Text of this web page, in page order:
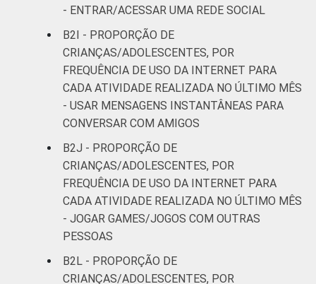
- ENTRAR/ACESSAR UMA REDE SOCIAL
B2I - PROPORÇÃO DE
CRIANÇAS/ADOLESCENTES, POR
FREQUÊNCIA DE USO DA INTERNET PARA
CADA ATIVIDADE REALIZADA NO ÚLTIMO MÊS
- USAR MENSAGENS INSTANTÂNEAS PARA
CONVERSAR COM AMIGOS
B2J - PROPORÇÃO DE
CRIANÇAS/ADOLESCENTES, POR
FREQUÊNCIA DE USO DA INTERNET PARA
CADA ATIVIDADE REALIZADA NO ÚLTIMO MÊS
- JOGAR GAMES/JOGOS COM OUTRAS
PESSOAS
B2L - PROPORÇÃO DE
CRIANÇAS/ADOLESCENTES, POR